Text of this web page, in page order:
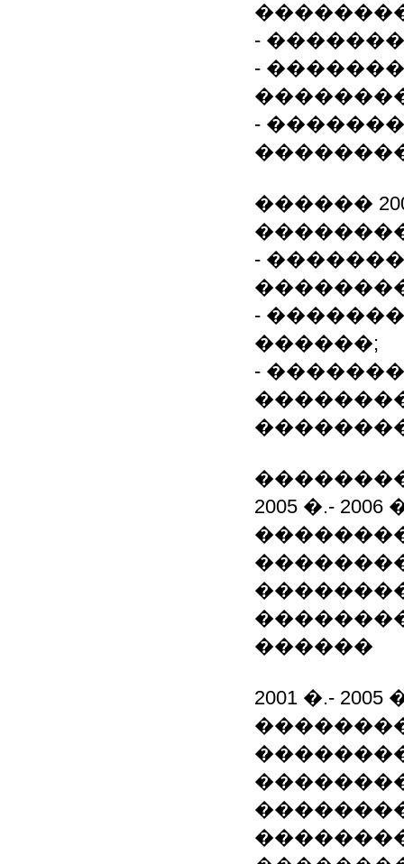
-
-
-
������
-
-
������;
-
2005 �.- 2006
������
2001 �.- 2005